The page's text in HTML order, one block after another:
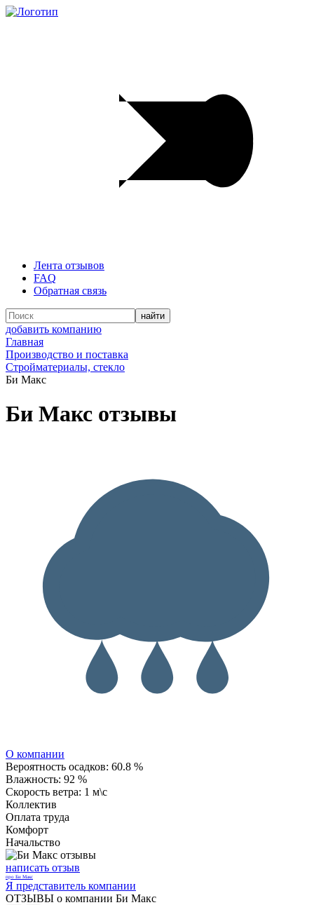
Лента отзывов
FAQ
Обратная связь
добавить компанию
Главная
Производство и поставка
Стройматериалы, стекло
Би Макс
Би Макс отзывы
О компании
Вероятность осадков: 60.8 %
Влажность: 92 %
Скорость ветра: 1 м\с
Коллектив
Оплата труда
Комфорт
Начальство
написать отзыв
про Би Макс
Я представитель компании
ОТЗЫВЫ о компании Би Макс